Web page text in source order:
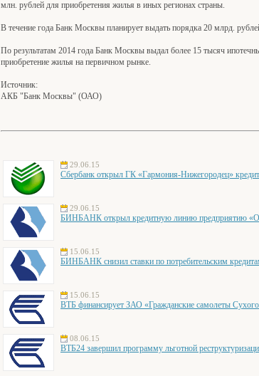
млн. рублей для приобретения жилья в иных регионах страны.
В течение года Банк Москвы планирует выдать порядка 20 млрд.
По результатам 2014 года Банк Москвы выдал более 15 тысяч
приобретение жилья на первичном рынке.
Источник:
АКБ "Банк Москвы" (ОАО)
29.06.15
Сбербанк открыл ГК «Гармония-Нижегородец»
29.06.15
БИНБАНК открыл кредитную линию предприятию
15.06.15
БИНБАНК снизил ставки по потребительским
15.06.15
ВТБ финансирует ЗАО «Гражданские самолеты
08.06.15
ВТБ24 завершил программу льготной